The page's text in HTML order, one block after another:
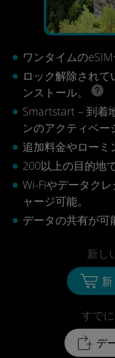
ワンタイムのeSIM
ロック解除されて
ンストール。
Smartstart – 到着
ンのアクティベ
追加料金やローミ
200以上の目的地
Wi-Fiやデータク
ャージ可能。
データの共有が可
すで
デ
新し